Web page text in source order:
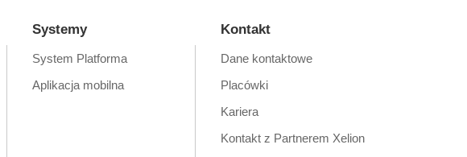
Systemy
System Platforma
Aplikacja mobilna
Kontakt
Dane kontaktowe
Placówki
Kariera
Kontakt z Partnerem Xelion